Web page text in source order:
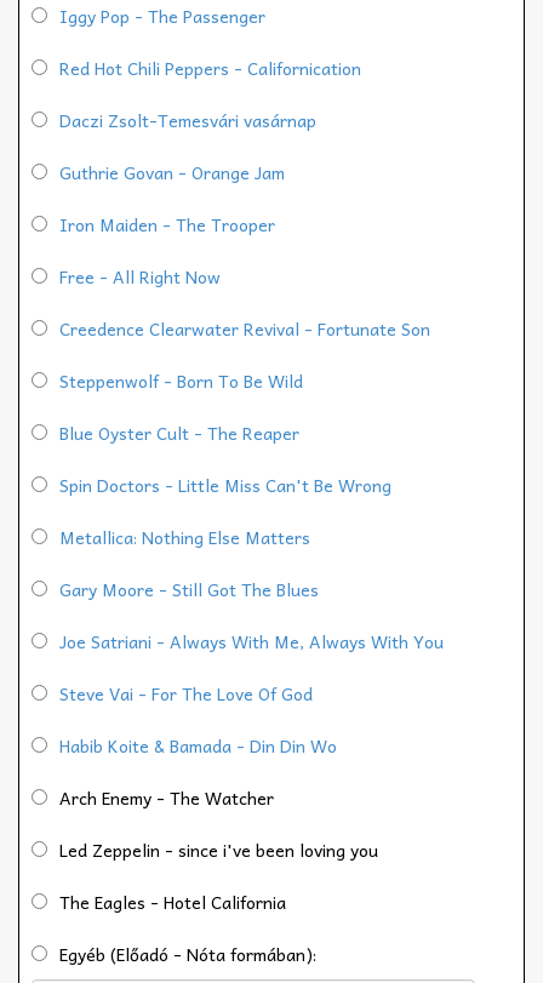
Iggy Pop - The Passenger
Red Hot Chili Peppers - Californication
Daczi Zsolt-Temesvári vasárnap
Guthrie Govan - Orange Jam
Iron Maiden - The Trooper
Free - All Right Now
Creedence Clearwater Revival - Fortunate Son
Steppenwolf - Born To Be Wild
Blue Oyster Cult - The Reaper
Spin Doctors - Little Miss Can't Be Wrong
Metallica: Nothing Else Matters
Gary Moore - Still Got The Blues
Joe Satriani - Always With Me, Always With You
Steve Vai - For The Love Of God
Habib Koite & Bamada - Din Din Wo
Arch Enemy - The Watcher
Led Zeppelin - since i've been loving you
The Eagles - Hotel California
Egyéb (Előadó - Nóta formában):